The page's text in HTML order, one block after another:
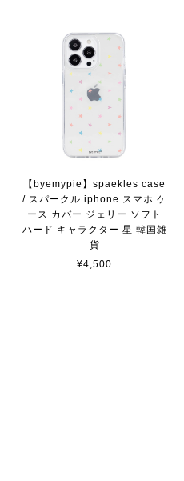
【byemypie】spaekles case
/ スパークル iphone スマホ ケ
ース カバー ジェリー ソフト
ハード キャラクター 星 韓国雑
貨
¥4,500